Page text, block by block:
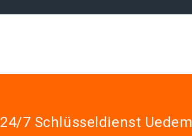
24/7 Schlüsseldienst Uedem